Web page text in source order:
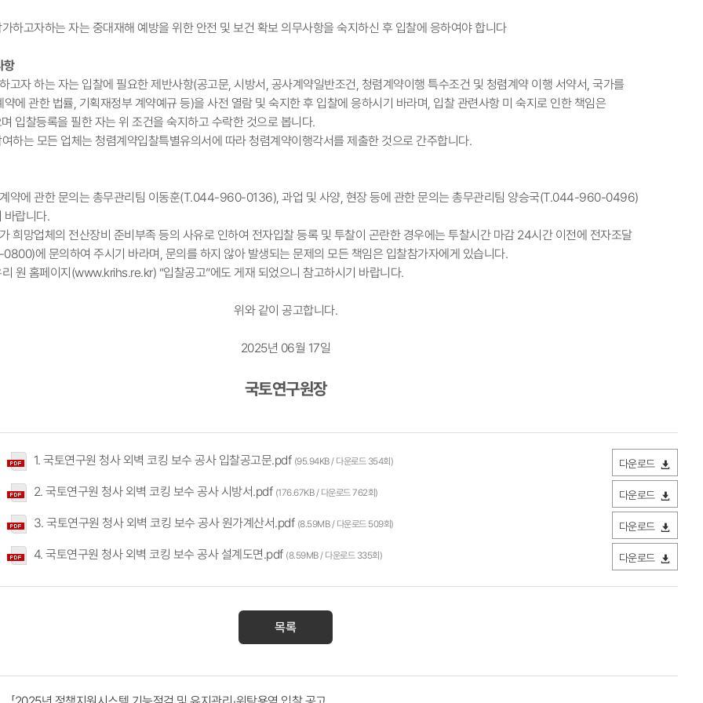
하고자하는 자는 중대재해 예방을 위한 안전 및 보건 확보 의무사항을 숙지하신 후 입찰에 응하여야 합니다
항
고자 하는 자는 입찰에 필요한 제반사항(공고문, 시방서, 공사계약일반조건, 청렴계약이행 특수조건 및 청렴계약 이행 서약서, 국가를
에 관한 법률, 기획재정부 계약예규 등)을 사전 열람 및 숙지한 후 입찰에 응하시기 바라며, 입찰 관련사항 미 숙지로 인한 책임은
입찰등록을 필한 자는 위 조건을 숙지하고 수락한 것으로 봅니다.
하는 모든 업체는 청렴계약입찰특별유의서에 따라 청렴계약이행각서를 제출한 것으로 간주합니다.
약에 관한 문의는 총무관리팀 이동훈(T.044-960-0136), 과업 및 사양, 현장 등에 관한 문의는 총무관리팀 양승국(T.044-960-0496)
바랍니다.
희망업체의 전산장비 준비부족 등의 사유로 인하여 전자입찰 등록 및 투찰이 곤란한 경우에는 투찰시간 마감 24시간 이전에 전자조달
에 문의하여 주시기 바라며, 문의를 하지 않아 발생되는 문제의 모든 책임은 입찰참가자에게 있습니다.
원 홈페이지(www.krihs.re.kr) “입찰공고”에도 게재 되었으니 참고하시기 바랍니다.
위와 같이 공고합니다.
2025년 06월 17일
국토연구원장
1. 국토연구원 청사 외벽 코킹 보수 공사 입찰공고문.pdf (95.94KB / 다운로드 354회) 다운로드
2. 국토연구원 청사 외벽 코킹 보수 공사 시방서.pdf (176.67KB / 다운로드 762회) 다운로드
3. 국토연구원 청사 외벽 코킹 보수 공사 원가계산서.pdf (8.59MB / 다운로드 509회) 다운로드
4. 국토연구원 청사 외벽 코킹 보수 공사 설계도면.pdf (8.59MB / 다운로드 335회) 다운로드
목록